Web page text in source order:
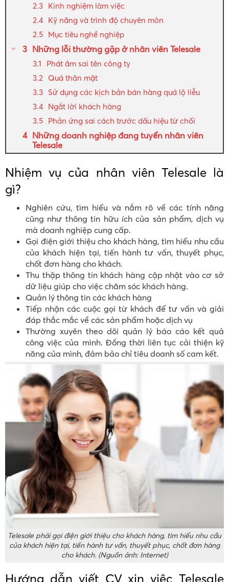
Kinh nghiệm làm việc
Kỹ năng và trình độ chuyên môn
Mục tiêu nghề nghiệp
Những lỗi thường gặp ở nhân viên Telesale
Phát âm sai tên công ty
Quá thân mật
Sử dụng các kịch bản bán hàng quá lộ liễu
Ngắt lời khách hàng
Phản ứng sai cách trước dấu hiệu từ chối
Những doanh nghiệp đang tuyển nhân viên
Telesale
Nhiệm vụ của nhân viên Telesale là
gì?
Nghiên cứu, tìm hiểu và nắm rõ về các tính năng
cũng như thông tin hữu ích của sản phẩm, dịch vụ
mà doanh nghiệp cung cấp.
Gọi điện giới thiệu cho khách hàng, tìm hiểu nhu cầu
của khách hiện tại, tiến hành tư vấn, thuyết phục,
chốt đơn hàng cho khách.
Thu thập thông tin khách hàng cập nhật vào cơ sở
dữ liệu giúp cho việc chăm sóc khách hàng.
Quản lý thông tin các khách hàng
Tiếp nhận các cuộc gọi từ khách để tư vấn và giải
đáp thắc mắc về các sản phẩm hoặc dịch vụ
Thường xuyên theo dõi quản lý báo cáo kết quả
công việc của mình. Đồng thời liên tục cải thiện kỹ
năng của mình, đảm bảo chỉ tiêu doanh số cam kết.
Telesale phải gọi điện giới thiệu cho khách hàng, tìm hiểu nhu cầu
của khách hiện tại, tiến hành tư vấn, thuyết phục, chốt đơn hàng
cho khách. (Nguồn ảnh: Internet)
Hướng dẫn viết CV xin việc Telesale